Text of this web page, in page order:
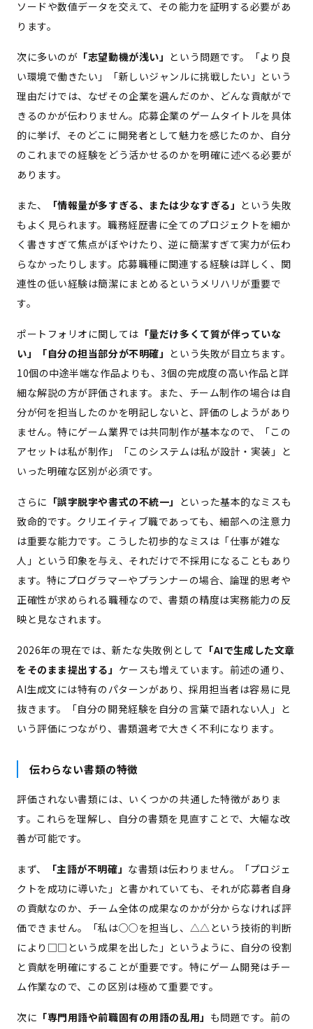
ソードや数値データを交えて、その能力を証明する必要があ
ります。
次に多いのが 「志望動機が浅い」 という問題です。「より良
い環境で働きたい」「新しいジャンルに挑戦したい」という
理由だけでは、なぜその企業を選んだのか、どんな貢献がで
きるのかが伝わりません。応募企業のゲームタイトルを具体
的に挙げ、そのどこに開発者として魅力を感じたのか、自分
のこれまでの経験をどう活かせるのかを明確に述べる必要が
あります。
また、 「情報量が多すぎる、または少なすぎる」 という失敗
もよく見られます。職務経歴書に全てのプロジェクトを細か
く書きすぎて焦点がぼやけたり、逆に簡潔すぎて実力が伝わ
らなかったりします。応募職種に関連する経験は詳しく、関
連性の低い経験は簡潔にまとめるというメリハリが重要で
す。
ポートフォリオに関しては 「量だけ多くて質が伴っていな
い」「自分の担当部分が不明確」 という失敗が目立ちます。
10個の中途半端な作品よりも、3個の完成度の高い作品と詳
細な解説の方が評価されます。また、チーム制作の場合は自
分が何を担当したのかを明記しないと、評価のしようがあり
ません。特にゲーム業界では共同制作が基本なので、「この
アセットは私が制作」「このシステムは私が設計・実装」と
いった明確な区別が必須です。
さらに 「誤字脱字や書式の不統一」 といった基本的なミスも
致命的です。クリエイティブ職であっても、細部への注意力
は重要な能力です。こうした初歩的なミスは「仕事が雑な
人」という印象を与え、それだけで不採用になることもあり
ます。特にプログラマーやプランナーの場合、論理的思考や
正確性が求められる職種なので、書類の精度は実務能力の反
映と見なされます。
2026年の現在では、新たな失敗例として 「AIで生成した文章
をそのまま提出する」 ケースも増えています。前述の通り、
AI生成文には特有のパターンがあり、採用担当者は容易に見
抜きます。「自分の開発経験を自分の言葉で語れない人」と
いう評価につながり、書類選考で大きく不利になります。
伝わらない書類の特徴
評価されない書類には、いくつかの共通した特徴がありま
す。これらを理解し、自分の書類を見直すことで、大幅な改
善が可能です。
まず、 「主語が不明確」 な書類は伝わりません。「プロジェ
クトを成功に導いた」と書かれていても、それが応募者自身
の貢献なのか、チーム全体の成果なのかが分からなければ評
価できません。「私は○○を担当し、△△という技術的判断
により□□という成果を出した」というように、自分の役割
と貢献を明確にすることが重要です。特にゲーム開発はチー
ム作業なので、この区別は極めて重要です。
次に 「専門用語や前職固有の用語の乱用」 も問題です。前の